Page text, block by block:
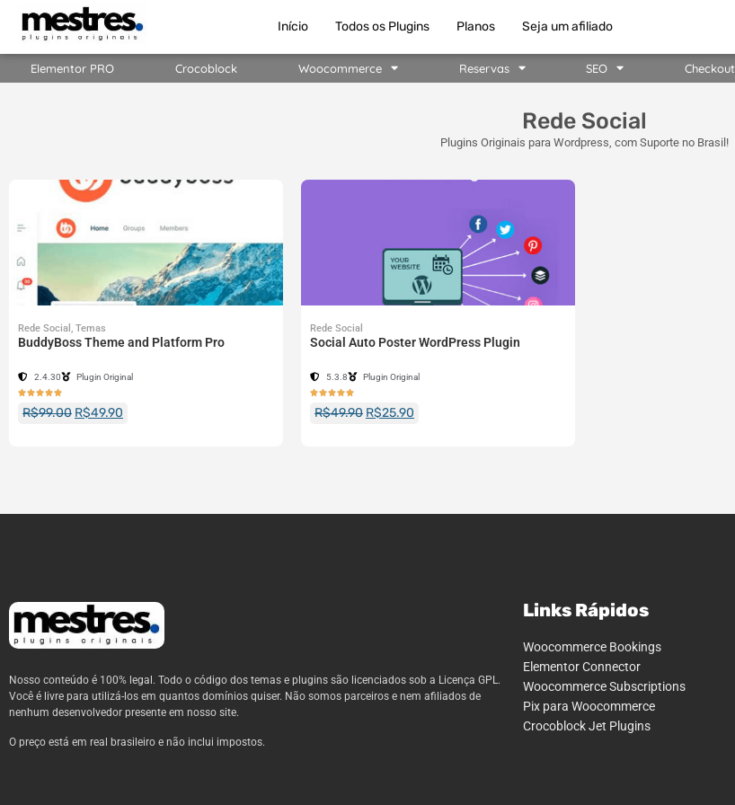
Início Todos os Plugins Planos Seja um afiliado
Elementor PRO Crocoblock Woocommerce Reservas SEO Checkout
Rede Social
Plugins Originais para Wordpress, com Suporte no Brasil!
Rede Social , Temas
BuddyBoss Theme and Platform Pro
2.4.30 Plugin Original

R$99.00 R$49.90
Rede Social
Social Auto Poster WordPress Plugin
5.3.8 Plugin Original

R$49.90 R$25.90
Nosso conteúdo é 100% legal. Todo o código dos temas e plugins são licenciados sob a Licença GPL.
Você é livre para utilizá-los em quantos domínios quiser. Não somos parceiros e nem afiliados de
nenhum desenvolvedor presente em nosso site.
O preço está em real brasileiro e não inclui impostos.
Links Rápidos
Woocommerce Bookings
Elementor Connector
Woocommerce Subscriptions
Pix para Woocommerce
Crocoblock Jet Plugins